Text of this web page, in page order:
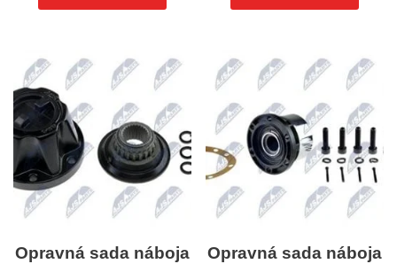
Opravná sada náboja
Opravná sada náboja